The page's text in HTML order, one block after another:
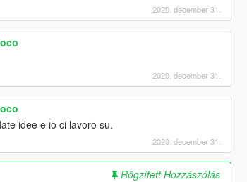
2020. december 31.
2020. december 31.
idee e io ci lavoro su.
2020. december 31.
Rögzített Hozzászólás